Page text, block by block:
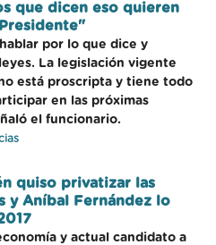
que dicen eso quieren
por lo que dice y
La legislación vigente
está proscripta y tiene todo
en las próximas
el funcionario.
quiso privatizar las
y Aníbal Fernández lo
y actual candidato a